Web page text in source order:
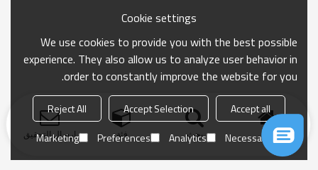
منزل بحث فئة ارسال التحقيق
Cookie settings
We use cookies to provide you with the best possible
experience. They also allow us to analyze user behavior in
order to constantly improve the website for you.
Accept all
Accept Selection
Reject All
Necessary
Analytics
Preferences
Marketing